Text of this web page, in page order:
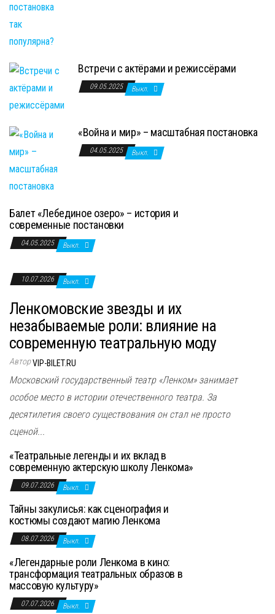
Встречи с актёрами и режиссёрами
09.05.2025 Выкл.
«Война и мир» – масштабная постановка
04.05.2025 Выкл.
Балет «Лебединое озеро» – история и
современные постановки
04.05.2025 Выкл.
10.07.2026 Выкл.
Ленкомовские звезды и их
незабываемые роли: влияние на
современную театральную моду
АвторVIP-BILET.RU
Московский государственный театр «Ленком» занимает
особое место в истории отечественного театра. За
десятилетия своего существования он стал не просто
сценой...
«Театральные легенды и их вклад в
современную актерскую школу Ленкома»
09.07.2026 Выкл.
Тайны закулисья: как сценография и
костюмы создают магию Ленкома
08.07.2026 Выкл.
«Легендарные роли Ленкома в кино:
трансформация театральных образов в
массовую культуру»
07.07.2026 Выкл.